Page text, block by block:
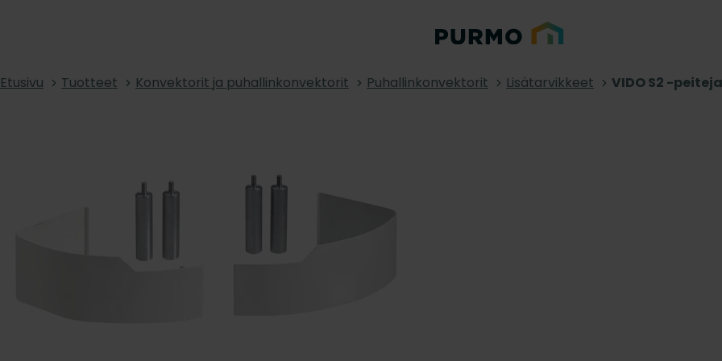
Etusivu Tuotteet Konvektorit ja puhallinkonvektorit Puhallinkonvektorit Lisätarvikkeet VIDO S2 -